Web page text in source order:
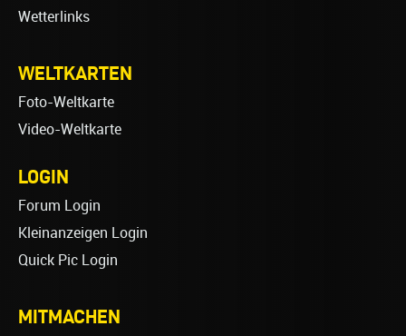
Wetterlinks
WELTKARTEN
Foto-Weltkarte
Video-Weltkarte
LOGIN
Forum Login
Kleinanzeigen Login
Quick Pic Login
MITMACHEN